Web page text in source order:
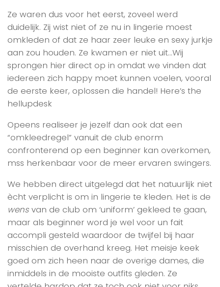
Ze waren dus voor het eerst, zoveel werd
duidelijk. Zij wist niet of ze nu in lingerie moest
omkleden of dat ze haar zeer leuke en sexy jurkje
aan zou houden. Ze kwamen er niet uit…Wij
sprongen hier direct op in omdat we vinden dat
iedereen zich happy moet kunnen voelen, vooral
de eerste keer, oplossen die handel! Here’s the
hellupdesk
Opeens realiseer je jezelf dan ook dat een
“omkleedregel” vanuit de club enorm
confronterend op een beginner kan overkomen,
mss herkenbaar voor de meer ervaren swingers.
We hebben direct uitgelegd dat het natuurlijk niet
ècht verplicht is om in lingerie te kleden. Het is de
wensvan de club om ‘uniform’ gekleed te gaan,
maar als beginner word je wel voor un fait
accompli gesteld waardoor de twijfel bij haar
misschien de overhand kreeg. Het meisje keek
goed om zich heen naar de overige dames, die
inmiddels in de mooiste outfits gleden. Ze